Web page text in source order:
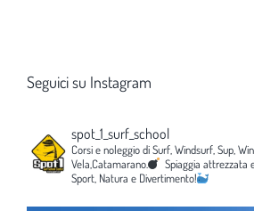
Seguici su Instagram
spot_1_surf_school
Corsi e noleggio di Surf, Windsurf, Sup,
Vela,Catamarano.
Spiaggia attrezzata
Sport, Natura e Divertimento!